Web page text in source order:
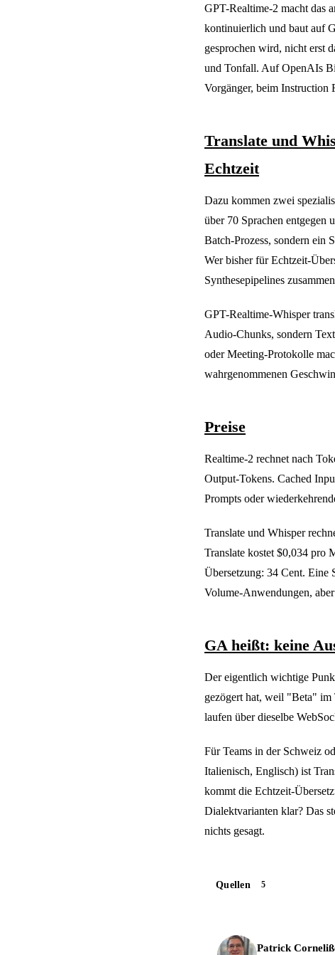
GPT-Realtime-2 macht das
kontinuierlich und baut auf
gesprochen wird, nicht erst
und Tonfall. Auf OpenAIs
Vorgänger, beim Instruction
Translate und
Echtzeit
Dazu kommen zwei
über 70 Sprachen entgegen
Batch-Prozess, sondern ein
Wer bisher für Echtzeit-
Synthesepipelines
GPT-Realtime-Whisper
Audio-Chunks, sondern
oder Meeting-Protokolle
wahrgenommenen
Preise
Realtime-2 rechnet nach
Output-Tokens. Cached
Prompts oder
Translate und Whisper
Translate kostet $0,034 pro
Übersetzung: 34 Cent.
Volume-Anwendungen,
GA heißt: keine
Der eigentlich wichtige
gezögert hat, weil "Beta" im
laufen über dieselbe
Für Teams in der Schweiz
Italienisch, Englisch) ist
kommt die Echtzeit-
Dialektvarianten klar? Das
nichts gesagt.
Quellen 5
Patrick